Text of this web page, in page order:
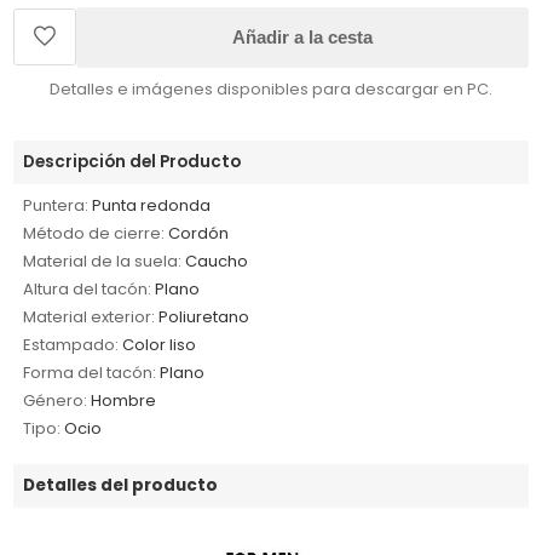
Añadir a la cesta
Detalles e imágenes disponibles para descargar en PC.
Descripción del Producto
Puntera: Punta redonda
Método de cierre: Cordón
Material de la suela: Caucho
Altura del tacón: Plano
Material exterior: Poliuretano
Estampado: Color liso
Forma del tacón: Plano
Género: Hombre
Tipo: Ocio
Detalles del producto